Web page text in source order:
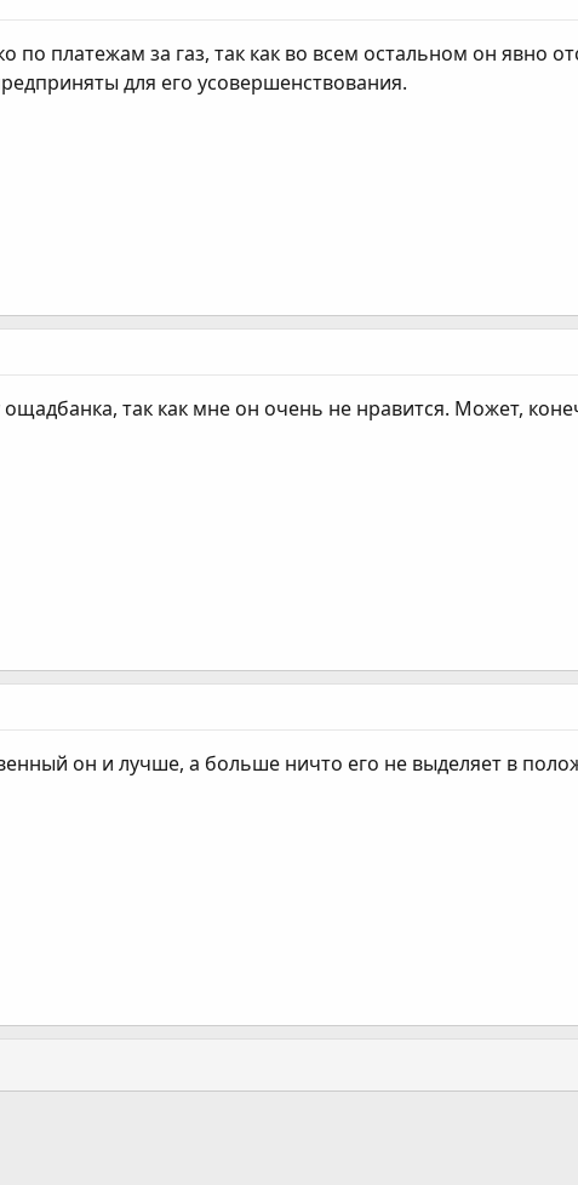
платежам за газ, так как во всем остальном он явно
для его усовершенствования.
так как мне он очень не нравится. Может,
он и лучше, а больше ничто его не выделяет в